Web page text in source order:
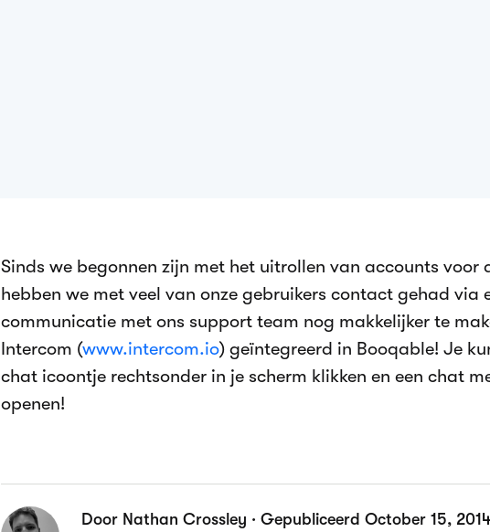
Sinds we begonnen zijn met het uitrollen van accounts voor
hebben we met veel van onze gebruikers contact gehad via
communicatie met ons support team nog makkelijker te
Intercom (www.intercom.io) geïntegreerd in Booqable! Je
chat icoontje rechtsonder in je scherm klikken en een chat
openen!
Door Nathan Crossley · Gepubliceerd October 15, 2014